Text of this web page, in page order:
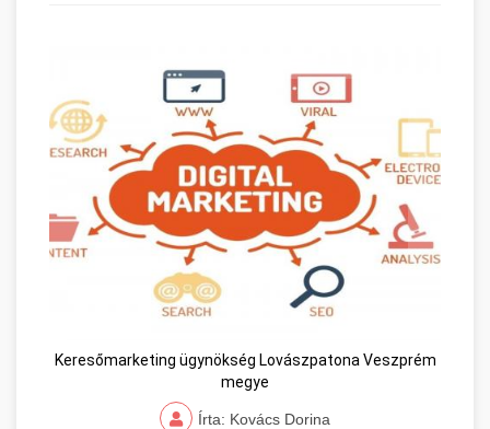
Keresőmarketing ügynökség Lovászpatona Veszprém
megye
Írta: Kovács Dorina